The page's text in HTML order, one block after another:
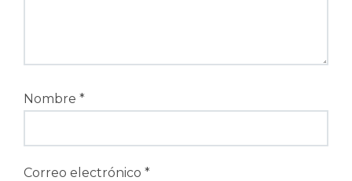
Nombre *
Correo electrónico *